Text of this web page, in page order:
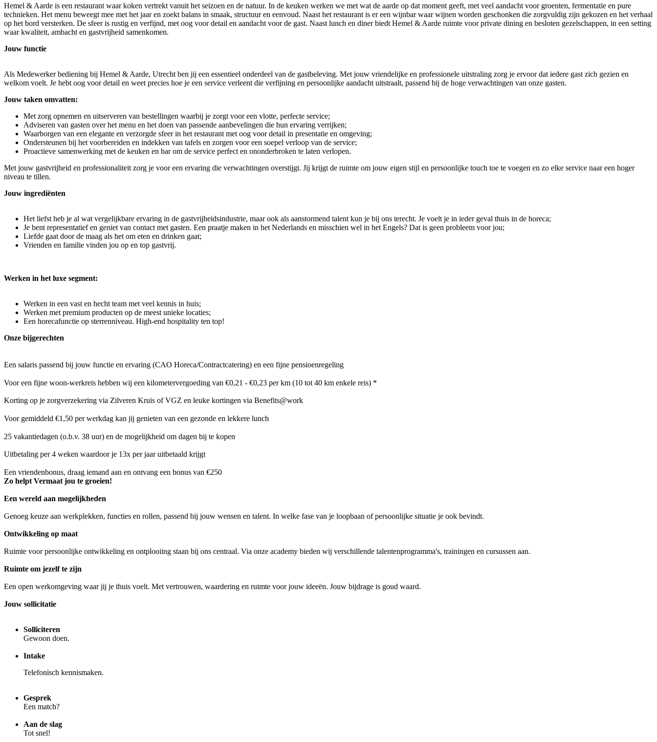
Hemel & Aarde is een restaurant waar koken vertrekt vanuit het seizoen en de natuur. In de keuken werken we met wat de aarde op dat moment geeft, met veel aandacht voor groenten, fermentatie en pure
technieken. Het menu beweegt mee met het jaar en zoekt balans in smaak, structuur en eenvoud. Naast het restaurant is er een wijnbar waar wijnen worden geschonken die zorgvuldig zijn gekozen en het verhaal
op het bord versterken. De sfeer is rustig en verfijnd, met oog voor detail en aandacht voor de gast. Naast lunch en diner biedt Hemel & Aarde ruimte voor private dining en besloten gezelschappen, in een setting
waar kwaliteit, ambacht en gastvrijheid samenkomen.
Jouw functie
Als Medewerker bediening bij Hemel & Aarde, Utrecht ben jij een essentieel onderdeel van de gastbeleving. Met jouw vriendelijke en professionele uitstraling zorg je ervoor dat iedere gast zich gezien en
welkom voelt. Je hebt oog voor detail en weet precies hoe je een service verleent die verfijning en persoonlijke aandacht uitstraalt, passend bij de hoge verwachtingen van onze gasten.
Jouw taken omvatten:
Met zorg opnemen en uitserveren van bestellingen waarbij je zorgt voor een vlotte, perfecte service;
Adviseren van gasten over het menu en het doen van passende aanbevelingen die hun ervaring verrijken;
Waarborgen van een elegante en verzorgde sfeer in het restaurant met oog voor detail in presentatie en omgeving;
Ondersteunen bij het voorbereiden en indekken van tafels en zorgen voor een soepel verloop van de service;
Proactieve samenwerking met de keuken en bar om de service perfect en ononderbroken te laten verlopen.
Met jouw gastvrijheid en professionaliteit zorg je voor een ervaring die verwachtingen overstijgt. Jij krijgt de ruimte om jouw eigen stijl en persoonlijke touch toe te voegen en zo elke service naar een hoger
niveau te tillen.
Jouw ingrediënten
Het liefst heb je al wat vergelijkbare ervaring in de gastvrijheidsindustrie, maar ook als aanstormend talent kun je bij ons terecht. Je voelt je in ieder geval thuis in de horeca;
Je bent representatief en geniet van contact met gasten. Een praatje maken in het Nederlands en misschien wel in het Engels? Dat is geen probleem voor jou;
Liefde gaat door de maag als het om eten en drinken gaat;
Vrienden en familie vinden jou op en top gastvrij.
Werken in het luxe segment:
Werken in een vast en hecht team met veel kennis in huis;
Werken met premium producten op de meest unieke locaties;
Een horecafunctie op sterrenniveau. High-end hospitality ten top!
Onze bijgerechten
Een salaris passend bij jouw functie en ervaring (CAO Horeca/Contractcatering) en een fijne pensioenregeling
Voor een fijne woon-werkreis hebben wij een kilometervergoeding van €0,21 - €0,23 per km (10 tot 40 km enkele reis) *
Korting op je zorgverzekering via Zilveren Kruis of VGZ en leuke kortingen via Benefits@work
Voor gemiddeld €1,50 per werkdag kan jij genieten van een gezonde en lekkere lunch
25 vakantiedagen (o.b.v. 38 uur) en de mogelijkheid om dagen bij te kopen
Uitbetaling per 4 weken waardoor je 13x per jaar uitbetaald krijgt
Een vriendenbonus, draag iemand aan en ontvang een bonus van €250
Zo helpt Vermaat jou te groeien!
Een wereld aan mogelijkheden
Genoeg keuze aan werkplekken, functies en rollen, passend bij jouw wensen en talent. In welke fase van je loopbaan of persoonlijke situatie je ook bevindt.
Ontwikkeling op maat
Ruimte voor persoonlijke ontwikkeling en ontplooiing staan bij ons centraal. Via onze academy bieden wij verschillende talentenprogramma's, trainingen en cursussen aan.
Ruimte om jezelf te zijn
Een open werkomgeving waar jij je thuis voelt. Met vertrouwen, waardering en ruimte voor jouw ideeën. Jouw bijdrage is goud waard.
Jouw sollicitatie
Solliciteren
Gewoon doen.
Intake
Telefonisch kennismaken.
Gesprek
Een match?
Aan de slag
Tot snel!